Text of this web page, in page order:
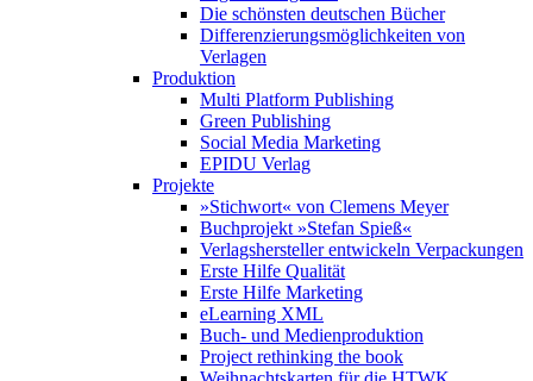
Die schönsten deutschen Bücher
Differenzierungsmöglichkeiten von
Verlagen
Produktion
Multi Platform Publishing
Green Publishing
Social Media Marketing
EPIDU Verlag
Projekte
»Stichwort« von Clemens Meyer
Buchprojekt »Stefan Spieß«
Verlagshersteller entwickeln Verpackungen
Erste Hilfe Qualität
Erste Hilfe Marketing
eLearning XML
Buch- und Medienproduktion
Project rethinking the book